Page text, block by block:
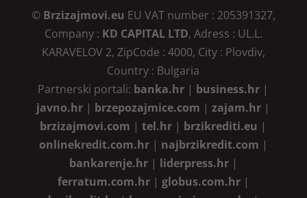
© Brzizajmovi.eu EU VAT number : 205391327,
Company : KD CAPITAL LTD, Adress : UL.L.
KARAVELOV 2, ZipCode : 4000, City : Plovdiv,
Country : Bulgaria
Partnerski portali: banka.hr | business.hr |
javno.hr | brzepozajmice.com |zajam.hr |
brzizajmovi.com |tel.hr | brzikrediti.eu |
onlinekredit.com.hr| najbrzikredit.com |
bankarenje.hr| liderpress.hr|
ferratum.com.hr| globus.com.hr|